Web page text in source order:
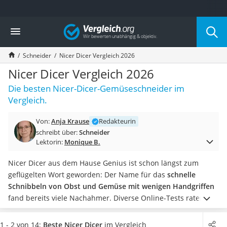
Die beliebtesten Vergleiche nach Kategorie
Haushalt
Wassersprudler
Zentralstaubsauger
Brotbackautomat
Wischroboter
Wäschespinne
Industriestaubsauger
Akku-Staubsauger
Eierkocher
Saug-Wisch-Roboter
Handstaubsauger
Milchaufschäumer
Kondenstrockner
Reiskocher
Heißwasserspender
Vergleich
Schneider Nicer Dicer Vergleich 2026
Nicer Dicer Vergleich 2026
Die besten Nicer-Dicer-Gemüseschneider im
Vergleich.
Von:Anja Krause
Redakteurin
schreibt über:Schneider
Lektorin: Monique B.
Nicer Dicer aus dem Hause Genius ist schon längst zum
geflügelten Wort geworden: Der Name für das schnelle
Schnibbeln von Obst und Gemüse mit wenigen Handgriffen
fand bereits viele Nachahmer. Diverse Online-Tests raten
dazu, beim Kauf einesGemüseschneidersauf die Größe des
Auffangbehälters zu achten, wenn Sie für mehrere Personen
1 - 2 von 14: Beste Nicer Dicer im Vergleich